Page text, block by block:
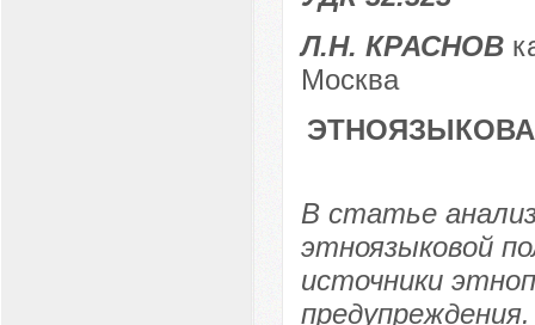
Л.Н. КРАСНОВ
Москва
В статье
этноязыковой
источники